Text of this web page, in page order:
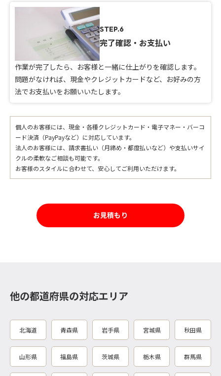
STEP.6
完了確認・お支払い
作業が完了したら、お客様と一緒に仕上がりを確認します。
問題がなければ、現金やクレジットカードなど、お好みの方
法でお支払いをお願いいたします。
個人のお客様には、現金・各種クレジットカード・電子マネー・バーコ
ード決済（PayPayなど）に対応しています。
法人のお客様には、請求書払い（月締め・都度払いなど）や支払いサイ
クルの柔軟なご相談も可能です。
お客様のスタイルに合わせて、安心してご利用いただけます。
お見積もり
他の都道府県の対応エリア
北海道 青森県 岩手県 宮城県 秋田県
山形県 福島県 茨城県 栃木県 群馬県